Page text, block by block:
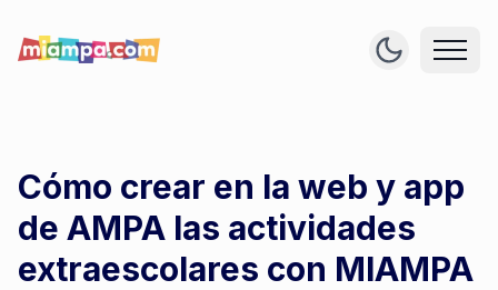
Cómo crear en la web y app
de AMPA las actividades
extraescolares con MIAMPA